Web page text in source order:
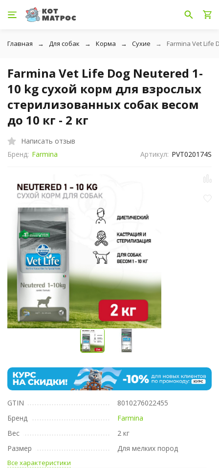
Главная Для собак Корма Сухие Farmina Vet Life
Farmina Vet Life Dog Neutered 1-
10 kg сухой корм для взрослых
стерилизованных собак весом
до 10 кг - 2 кг
Написать отзыв
Бренд: Farmina Артикул: PVT020174S
GTIN
8010276022455
Бренд
Farmina
Вес
2 кг
Размер
Для мелких пород
Все характеристики